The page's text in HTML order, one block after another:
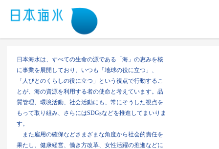
日本海水は、すべての生命の源である「海」の恵みを核
に事業を展開しており、いつも「地球の役に立つ」、
「人びとのくらしの役に立つ」という視点で行動するこ
とが、海の資源を利用する者の使命と考えています。品
質管理、環境活動、社会活動にも、常にそうした視点を
もって取り組み、さらにはSDGSなどを推進してまいりま
す。
また雇用の確保などさまざまな角度から社会的責任を
果たし、健康経営、働き方改革、女性活躍の推進などに